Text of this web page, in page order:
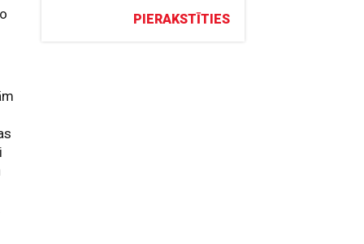
PIERAKSTĪTIES